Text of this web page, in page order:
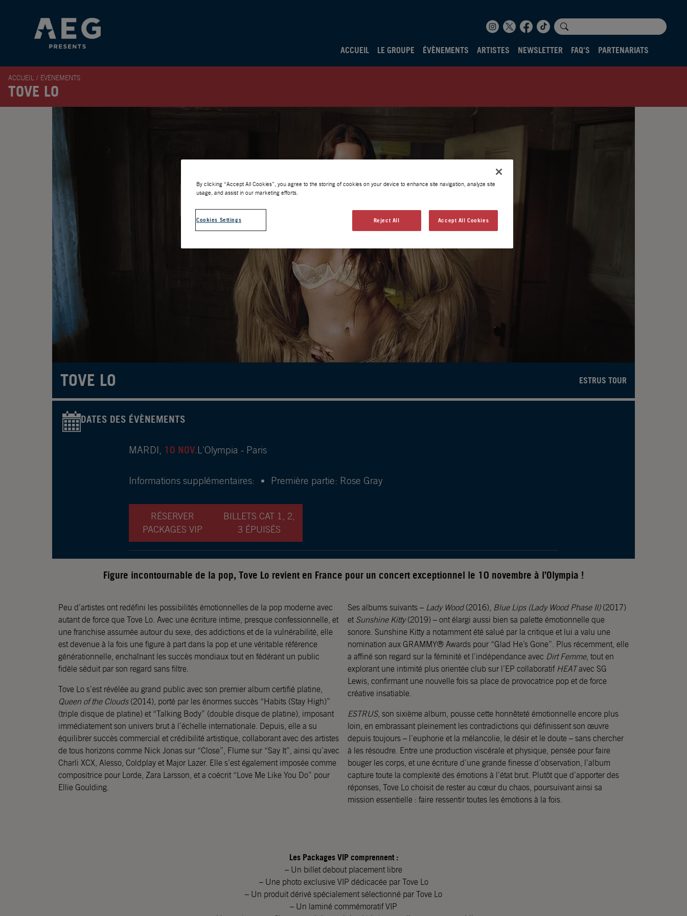
ACCUEIL LE GROUPE ÉVÈNEMENTS ARTISTES NEWSLETTER FAQ'S PARTENARIATS
ACCUEIL / ÉVÈNEMENTS
TOVE LO
TOVE LO ESTRUS TOUR
DATES DES ÉVÈNEMENTS
MARDI, 10 NOV.L'Olympia - Paris
Informations supplémentaires: Première partie: Rose Gray
RÉSERVER
PACKAGES VIP
BILLETS CAT 1, 2,
3 ÉPUISÉS
Figure incontournable de la pop, Tove Lo revient en France pour un concert exceptionnel le 10 novembre à l’Olympia !
Peu d’artistes ont redéfini les possibilités émotionnelles de la pop moderne avec
autant de force que Tove Lo. Avec une écriture intime, presque confessionnelle, et
une franchise assumée autour du sexe, des addictions et de la vulnérabilité, elle
est devenue à la fois une figure à part dans la pop et une véritable référence
générationnelle, enchaînant les succès mondiaux tout en fédérant un public
fidèle séduit par son regard sans filtre.
Tove Lo s’est révélée au grand public avec son premier album certifié platine,
Queen of the Clouds(2014), porté par les énormes succès “Habits (Stay High)”
(triple disque de platine) et “Talking Body” (double disque de platine), imposant
immédiatement son univers brut à l’échelle internationale. Depuis, elle a su
équilibrer succès commercial et crédibilité artistique, collaborant avec des artistes
de tous horizons comme Nick Jonas sur “Close”, Flume sur “Say It”, ainsi qu’avec
Charli XCX, Alesso, Coldplay et Major Lazer. Elle s’est également imposée comme
compositrice pour Lorde, Zara Larsson, et a coécrit “Love Me Like You Do” pour
Ellie Goulding.
Ses albums suivants – Lady Wood(2016), Blue Lips (Lady Wood Phase II)(2017)
et Sunshine Kitty(2019) – ont élargi aussi bien sa palette émotionnelle que
sonore. Sunshine Kitty a notamment été salué par la critique et lui a valu une
nomination aux GRAMMY® Awards pour “Glad He’s Gone”. Plus récemment, elle
a affiné son regard sur la féminité et l’indépendance avec Dirt Femme, tout en
explorant une intimité plus orientée club sur l’EP collaboratif HEATavec SG
Lewis, confirmant une nouvelle fois sa place de provocatrice pop et de force
créative insatiable.
ESTRUS, son sixième album, pousse cette honnêteté émotionnelle encore plus
loin, en embrassant pleinement les contradictions qui définissent son œuvre
depuis toujours – l’euphorie et la mélancolie, le désir et le doute – sans chercher
à les résoudre. Entre une production viscérale et physique, pensée pour faire
bouger les corps, et une écriture d’une grande finesse d’observation, l’album
capture toute la complexité des émotions à l’état brut. Plutôt que d’apporter des
réponses, Tove Lo choisit de rester au cœur du chaos, poursuivant ainsi sa
mission essentielle : faire ressentir toutes les émotions à la fois.
Les Packages VIP comprennent :
– Un billet debout placement libre
– Une photo exclusive VIP dédicacée par Tove Lo
– Un produit dérivé spécialement sélectionné par Tove Lo
– Un laminé commémoratif VIP
By clicking “Accept All Cookies”, you agree to the storing of cookies on your device to enhance site navigation, analyze site
usage, and assist in our marketing efforts.
Cookies Settings Reject All Accept All Cookies